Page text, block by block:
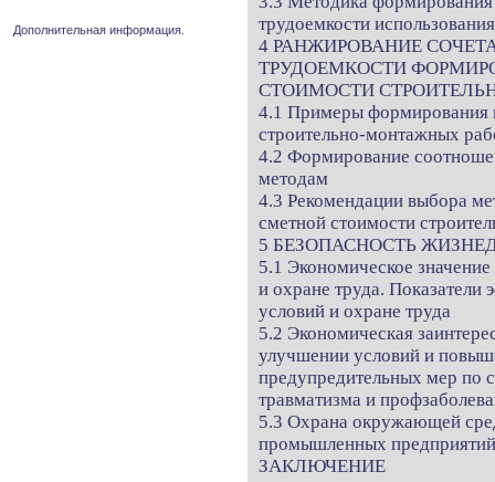
Дополнительная информация.
трудоемкости использования
4 РАНЖИРОВАНИЕ
ТРУДОЕМКОСТИ
СТОИМОСТИ
4.1 Примеры формирования
строительно-монтажных
4.2 Формирование
методам
4.3 Рекомендации выбора
сметной стоимости
5 БЕЗОПАСНОСТЬ
5.1 Экономическое
и охране труда.
условий и охране труда
5.2 Экономическая
улучшении условий и
предупредительных мер по
травматизма и
5.3 Охрана окружающей
промышленных предприятий
ЗАКЛЮЧЕНИЕ